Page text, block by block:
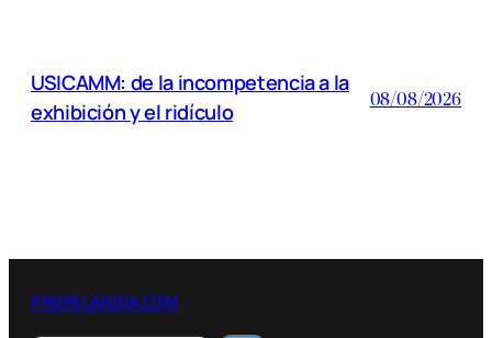
USICAMM: de la incompetencia a la
exhibición y el ridículo
08/08/2026
PROFELANDIA.COM